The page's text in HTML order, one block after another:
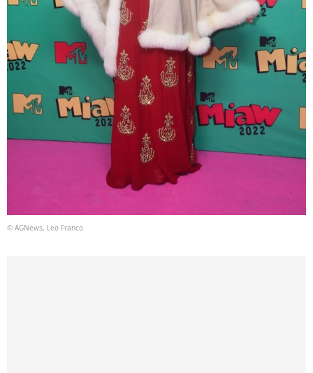
© AGNews, Leo Franco